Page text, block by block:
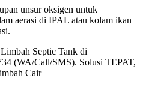
unsur oksigen untuk
aerasi di IPAL atau kolam ikan